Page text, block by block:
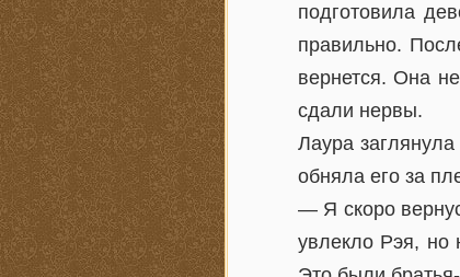
подготовила
правильно.
вернется. Она
сдали нервы.
Лаура
обняла его за
— Я скоро
увлекло Рэя, но